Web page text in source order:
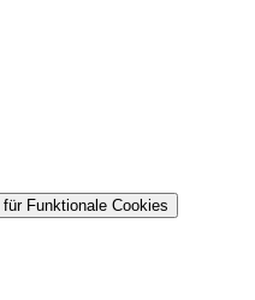
für Funktionale Cookies